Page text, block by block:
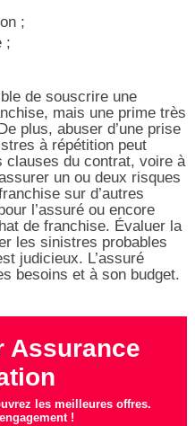
;
;
de souscrire une
mais une prime très
plus, abuser d’une prise
à répétition peut
clauses du contrat, voire à
un ou deux risques
sur d’autres
l’assuré ou encore
de franchise. Évaluer la
les sinistres probables
judicieux. L’assuré
besoins et à son budget.
Assurance
les meilleures offres.
!